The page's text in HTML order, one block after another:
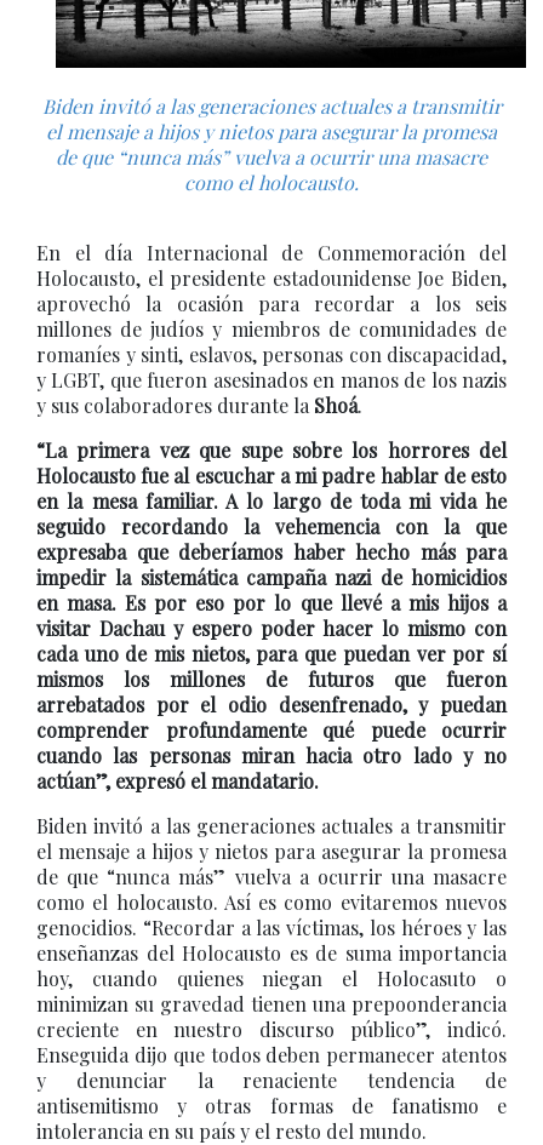
Biden invitó a las generaciones actuales a transmitir
el mensaje a hijos y nietos para asegurar la promesa
de que “nunca más” vuelva a ocurrir una masacre
como el holocausto.
En el día Internacional de Conmemoración del
Holocausto, el presidente estadounidense Joe Biden,
aprovechó la ocasión para recordar a los seis
millones de judíos y miembros de comunidades de
romaníes y sinti, eslavos, personas con discapacidad,
y LGBT, que fueron asesinados en manos de los nazis
y sus colaboradores durante la Shoá.
“La primera vez que supe sobre los horrores del
Holocausto fue al escuchar a mi padre hablar de esto
en la mesa familiar. A lo largo de toda mi vida he
seguido recordando la vehemencia con la que
expresaba que deberíamos haber hecho más para
impedir la sistemática campaña nazi de homicidios
en masa. Es por eso por lo que llevé a mis hijos a
visitar Dachau y espero poder hacer lo mismo con
cada uno de mis nietos, para que puedan ver por sí
mismos los millones de futuros que fueron
arrebatados por el odio desenfrenado, y puedan
comprender profundamente qué puede ocurrir
cuando las personas miran hacia otro lado y no
actúan”, expresó el mandatario.
Biden invitó a las generaciones actuales a transmitir
el mensaje a hijos y nietos para asegurar la promesa
de que “nunca más” vuelva a ocurrir una masacre
como el holocausto. Así es como evitaremos nuevos
genocidios. “Recordar a las víctimas, los héroes y las
enseñanzas del Holocausto es de suma importancia
hoy, cuando quienes niegan el Holocasuto o
minimizan su gravedad tienen una prepoonderancia
creciente en nuestro discurso público”, indicó.
Enseguida dijo que todos deben permanecer atentos
y denunciar la renaciente tendencia de
antisemitismo y otras formas de fanatismo e
intolerancia en su país y el resto del mundo.